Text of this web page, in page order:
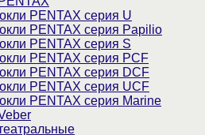
PENTAX серия U
PENTAX серия Papilio
PENTAX серия S
PENTAX серия PCF
PENTAX серия DCF
PENTAX серия UCF
PENTAX серия Marine